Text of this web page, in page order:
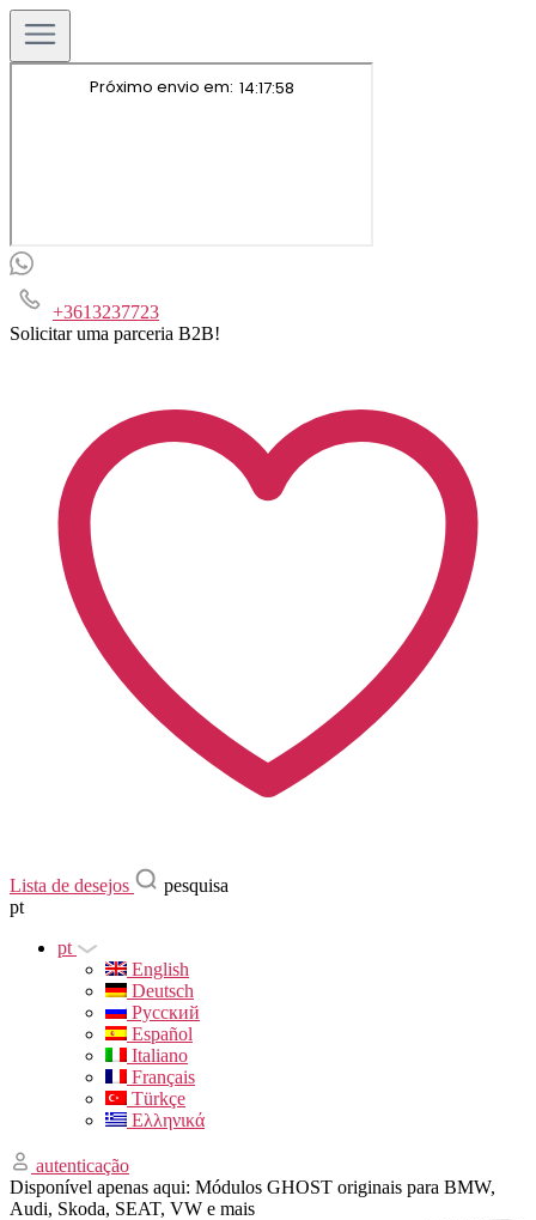
+3613237723
Solicitar uma parceria B2B!
Lista de desejos
pesquisa
pt
pt
English
Deutsch
Русский
Español
Italiano
Français
Türkçe
Ελληνικά
autenticação
Disponível apenas aqui: Módulos GHOST originais para BMW,
Audi, Skoda, SEAT, VW e mais